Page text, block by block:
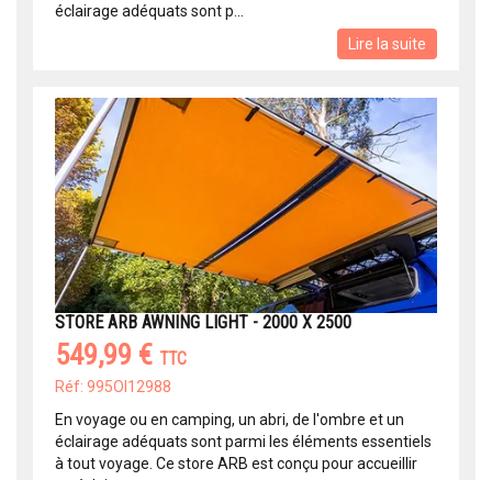
éclairage adéquats sont p...
Lire la suite
STORE ARB AWNING LIGHT - 2000 X 2500
549,99 € TTC
Réf: 995OI12988
En voyage ou en camping, un abri, de l'ombre et un
éclairage adéquats sont parmi les éléments essentiels
à tout voyage. Ce store ARB est conçu pour accueillir